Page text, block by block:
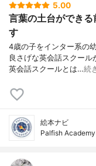
5.00
言葉の土台ができ
す
4歳の子をインター系の
良さげな英会話スクー
英会話スクールとは…続
絵本ナビ
Palfish Academy